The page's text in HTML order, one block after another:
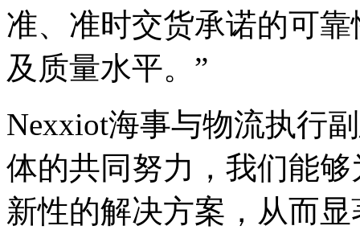
准、准时交货承诺的可
及质量水平。”
Nexxiot海事与物流执行
体的共同努力，我们能
新性的解决方案，从而